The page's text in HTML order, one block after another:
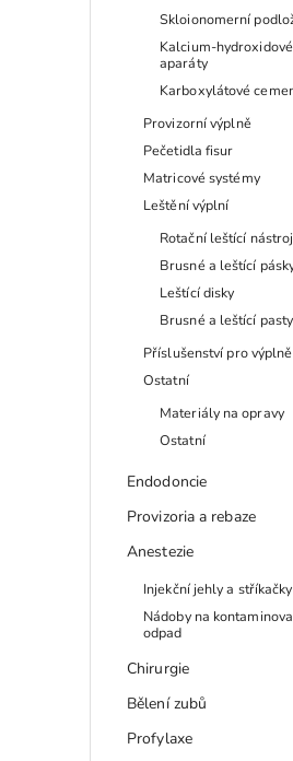
Skloionomerní
Kalcium-hydroxidové
aparáty
Karboxylátové
Provizorní výplně
Pečetidla fisur
Matricové systémy
Leštění výplní
Rotační leštící
Brusné a leštící
Leštící disky
Brusné a leštící pasty
Příslušenství pro výplně
Ostatní
Materiály na opravy
Ostatní
Endodoncie
Provizoria a rebaze
Anestezie
Injekční jehly a stříkačky
Nádoby na
odpad
Chirurgie
Bělení zubů
Profylaxe